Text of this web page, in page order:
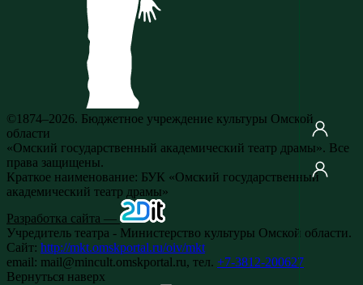
©1874–2026. Бюджетное учреждение культуры Омской
области
«Омский государственный академический театр драмы». Все
права защищены.
Краткое наименование: БУК «Омский государственный
академический театр драмы»
Разработка сайта —
Учредитель театра - Министерство культуры Омской области.
Сайт: http://mkt.omskportal.ru/oiv/mkt
email: mail@mincult.omskportal.ru, тел. +7-3812-200627
Вернуться наверх